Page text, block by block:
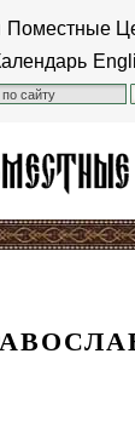
Поместные